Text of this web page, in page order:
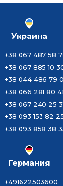
Украина
+38 067 487 58
+38 067 885 10
+38 044 486 79
+38 066 281 80 41
+38 067 240 25
+38 093 153 82 25
+38 093 858 38
Германия
+491622503600